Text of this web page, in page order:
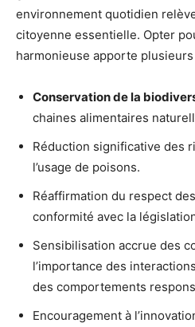
environnement quotidien
citoyenne essentielle. Opter
harmonieuse apporte
Conservation de la
chaines alimentaires
Réduction significative des
l’usage de poisons.
Réaffirmation du respect
conformité avec la
Sensibilisation accrue des
l’importance des
des comportements
Encouragement à